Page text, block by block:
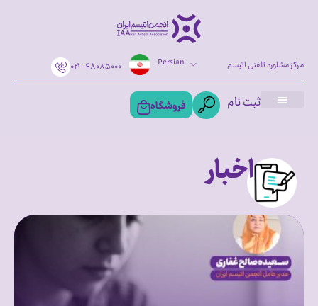
۰۲۱-۴۸۰۸۵۰۰۰ Persian مرکز مشاوره تلفنی اتیسم
ثبت نام فروشگاه
اخبار